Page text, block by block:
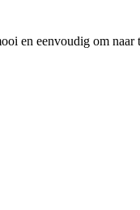
en eenvoudig om